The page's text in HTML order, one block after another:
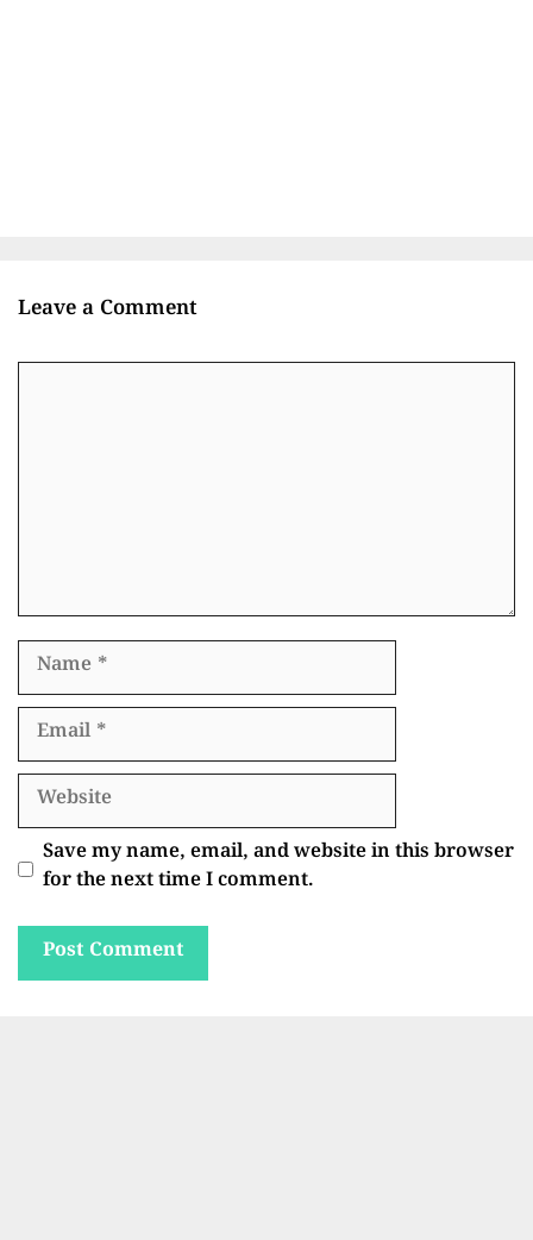
Leave a Comment
Name
Email
Website
Save my name, email, and website in this browser
for the next time I comment.